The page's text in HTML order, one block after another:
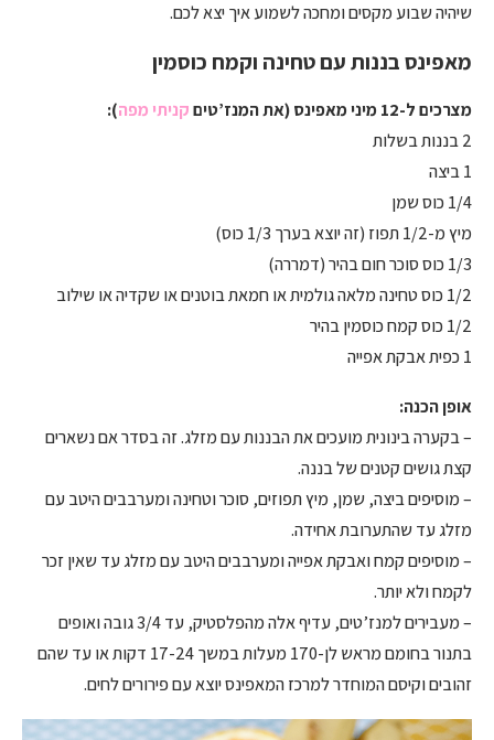
שיהיה שבוע מקסים ומחכה לשמוע איך יצא לכם.
מאפינס בננות עם טחינה וקמח כוסמין
מצרכים ל-12 מיני מאפינס (את המנז’טים קניתי מפה):
2 בננות בשלות
1 ביצה
1/4 כוס שמן
מיץ מ-1/2 תפוז (זה יוצא בערך 1/3 כוס)
1/3 כוס סוכר חום בהיר (דמררה)
1/2 כוס טחינה מלאה גולמית או חמאת בוטנים או שקדיה או שילוב
1/2 כוס קמח כוסמין בהיר
1 כפית אבקת אפייה
אופן הכנה:
– בקערה בינונית מועכים את הבננות עם מזלג. זה בסדר אם נשארים
קצת גושים קטנים של בננה.
– מוסיפים ביצה, שמן, מיץ תפוזים, סוכר וטחינה ומערבבים היטב עם
מזלג עד שהתערובת אחידה.
– מוסיפים קמח ואבקת אפייה ומערבבים היטב עם מזלג עד שאין זכר
לקמח ולא יותר.
– מעבירים למנז’טים, עדיף אלה מהפלסטיק, עד 3/4 גובה ואופים
בתנור בחומם מראש לן-170 מעלות במשך 17-24 דקות או עד שהם
זהובים וקיסם המוחדר למרכז המאפינס יוצא עם פירורים לחים.